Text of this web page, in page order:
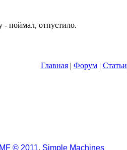
- поймал, отпустило.
Главная| Форум| Статьи
© 2011, Simple Machines